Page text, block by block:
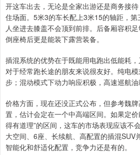
开这车出去，无论是全家出游还是商务接
住场面。5米3的车长配上3米15的轴距，
人坐进去膝盖不会顶到前排。后备厢容积
倒座椅后更是能装下露营装备。
插混系统的优势在于既能用电跑出低能耗，
对于经常跑长途的朋友来说很友好。纯电
步；混动模式下动力响应积极，高速巡航油
价格方面，现在还没正式公布，但参考魏
置，估计会定在一个中高端区间。如果定
得有道理”的区间，这车的市场表现应该不
大空间、6座、长续航、高配置的插混SUV
智能化和舒适化配置，竞争力还是有的。